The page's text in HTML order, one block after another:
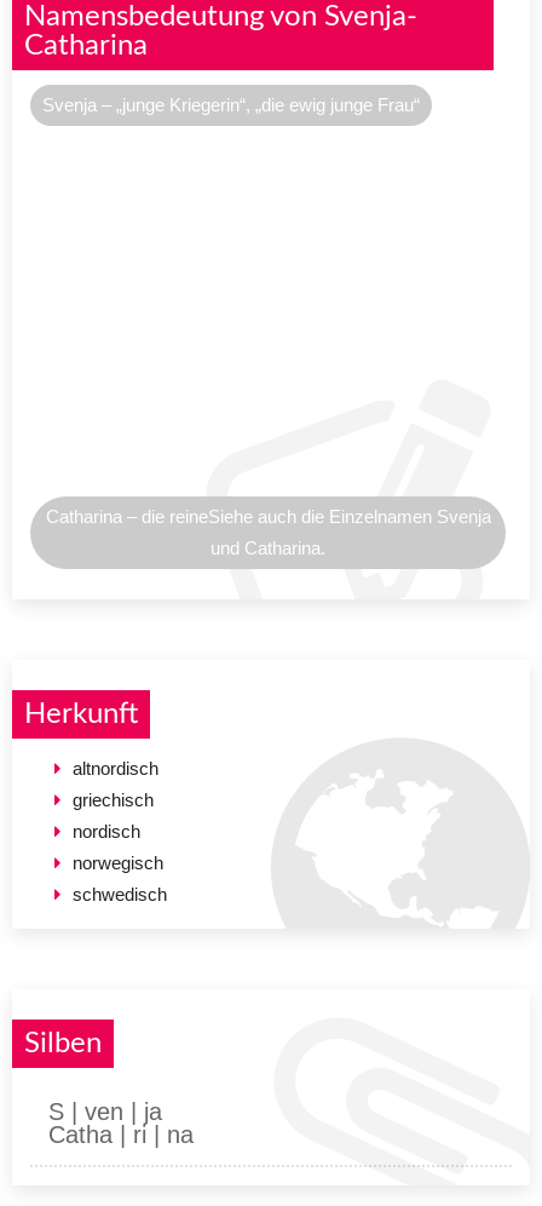
Namensbedeutung von Svenja-
Catharina
Svenja – „junge Kriegerin“, „die ewig junge Frau“
Catharina – die reineSiehe auch die Einzelnamen Svenja
und Catharina.
Herkunft
altnordisch
griechisch
nordisch
norwegisch
schwedisch
Silben
S | ven | ja
Catha | ri | na